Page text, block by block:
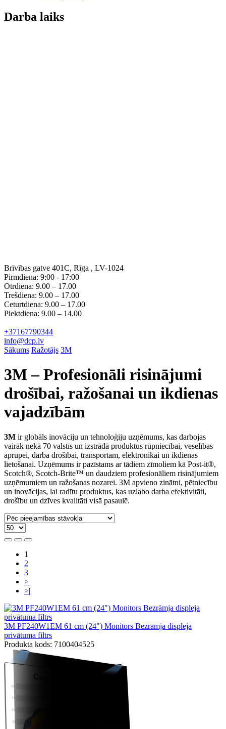
Darba laiks
Brīvības gatve 401C, Rīga , LV-1024
Pirmdiena: 9:00 - 17:00
Otrdiena: 9.00 – 17.00
Trešdiena: 9.00 – 17.00
Ceturtdiena: 9.00 – 17.00
Piektdiena: 9.00 – 14.00
+37167790344
info@dcp.lv
Sākums Ražotājs 3M
3M – Profesionāli risinājumi
drošībai, ražošanai un ikdienas
vajadzībām
3M ir globāls inovāciju un tehnoloģiju uzņēmums, kas darbojas
vairāk nekā 70 valstīs un izstrādā produktus rūpniecībai, veselības
aprūpei, darba drošībai, transportam, elektronikai un ikdienas
lietošanai. Uzņēmums ir pazīstams ar tādiem zīmoliem kā Post-it®,
Scotch®, Scotch-Brite™ un daudziem profesionāliem risinājumiem
uzņēmumiem un ražošanas nozarei. 3M apvieno zinātni, pētniecību
un inovācijas, lai radītu produktus, kas uzlabo darba efektivitāti,
drošību un dzīves kvalitāti visā pasaulē.
1
2
3
>
>|
3M PF240W1EM 61 cm (24") Monitors Bezrāmja displeja
privātuma filtrs
Produkta kods: 7100404525